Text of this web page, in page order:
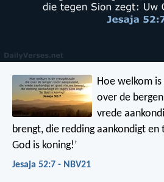
Hoe welkom
over de
vrede
brengt, die redding aankondigt en
God is koning!’
Jesaja 52:7 - NBV21